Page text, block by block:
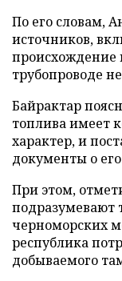
По его словам,
источников,
происхождение
трубопроводе
Байрактар
топлива имеет
характер, и
документы о
При этом,
подразумевают
черноморских
республика
добываемого